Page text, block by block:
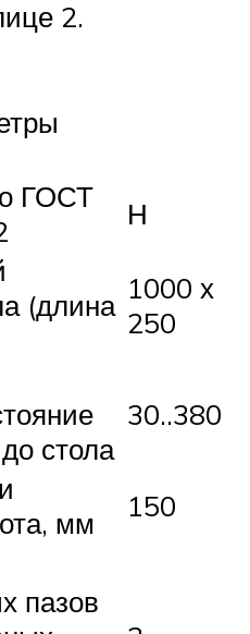
2.
ГОСТ
Н
(длина 1000 х
250
стола
30..380
мм
150
пазов